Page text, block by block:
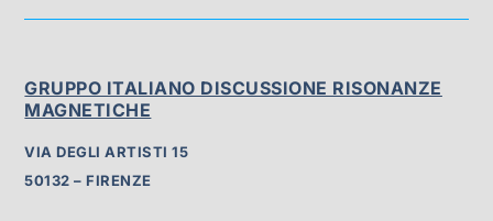
GRUPPO ITALIANO DISCUSSIONE RISONANZE
MAGNETICHE
VIA DEGLI ARTISTI 15
50132 – FIRENZE